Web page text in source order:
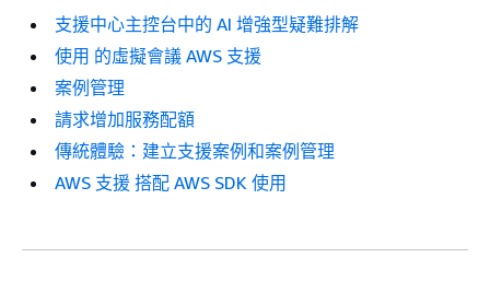
支援中心主控台中的 AI 增強型疑難排解
使用 的虛擬會議 AWS 支援
案例管理
請求增加服務配額
傳統體驗：建立支援案例和案例管理
AWS 支援 搭配 AWS SDK 使用